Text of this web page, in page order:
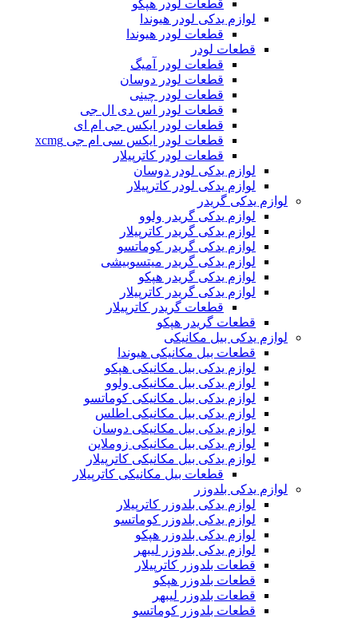
قطعات لودر هپکو
لوازم یدکی لودر هیوندا
قطعات لودر هیوندا
قطعات لودر
قطعات لودر آمیگ
قطعات لودر دوسان
قطعات لودر چینی
قطعات لودر اس دی ال جی
قطعات لودر ایکس جی ام ای
قطعات لودر ایکس سی ام جی xcmg
قطعات لودر کاترپیلار
لوازم یدکی لودر دوسان
لوازم یدکی لودر کاترپیلار
لوازم یدکی گریدر
لوازم یدکی گریدر ولوو
لوازم یدکی گریدر کاترپیلار
لوازم یدکی گریدر کوماتسو
لوازم یدکی گریدر میتسوبیشی
لوازم یدکی گریدر هپکو
لوازم یدکی گریدر کاترپیلار
قطعات گریدر کاترپیلار
قطعات گریدر هپکو
لوازم یدکی بیل مکانیکی
قطعات بیل مکانیکی هیوندا
لوازم یدکی بیل مکانیکی هپکو
لوازم یدکی بیل مکانیکی ولوو
لوازم یدکی بیل مکانیکی کوماتسو
لوازم یدکی بیل مکانیکی اطلس
لوازم یدکی بیل مکانیکی دوسان
لوازم یدکی بیل مکانیکی زوملاین
لوازم یدکی بیل مکانیکی کاترپیلار
قطعات بیل مکانیکی کاترپیلار
لوازم یدکی بلدوزر
لوازم یدکی بلدوزر کاترپیلار
لوازم یدکی بلدوزر کوماتسو
لوازم یدکی بلدوزر هپکو
لوازم یدکی بلدوزر لیبهر
قطعات بلدوزر کاترپیلار
قطعات بلدوزر هپکو
قطعات بلدوزر لیبهر
قطعات بلدوزر کوماتسو